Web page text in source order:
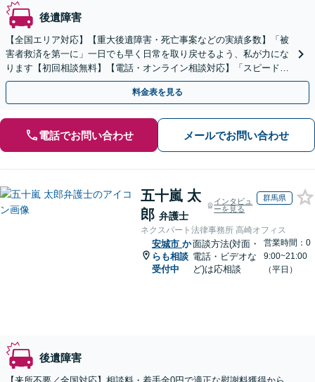
後遺障害
【全国エリア対応】【重大後遺障害・死亡事案などの実績多数】「被
害者救済を第一に」一日でも早く日常を取り戻せるよう、私が力にな
ります【初回相談無料】【電話・オンライン相談対応】「スピード対
応・納得できる解決を」「刑事裁判のニーズにも対応」
料金表を見る
電話でお問い合わせ メールでお問い合わせ
五十嵐 太
郎 弁護士
インタビュ
ーを見る
群馬県
ネクスパート法律事務所 高崎オフィス
安城市 か
らも相談
受付中
面談方法(対面・
電話・ビデオな
ど)は応相談
営業時間：0
9:00~21:00
（平日）
後遺障害